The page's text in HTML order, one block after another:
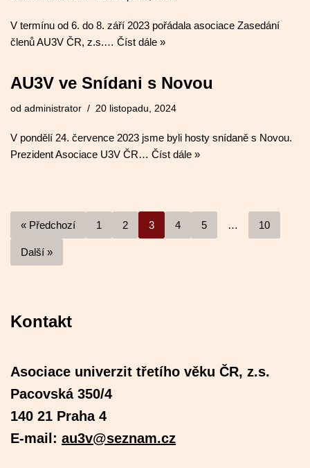
V termínu od 6. do 8. září 2023 pořádala asociace Zasedání
členů AU3V ČR, z.s.… Číst dále »
AU3V ve Snídani s Novou
od administrator 20 listopadu, 2024
V pondělí 24. července 2023 jsme byli hosty snídaně s Novou.
Prezident Asociace U3V ČR… Číst dále »
« Předchozí 1 2 3 4 5 … 10
Další »
Kontakt
Asociace univerzit třetího věku ČR, z.s.
Pacovská 350/4
140 21 Praha 4
E-mail: au3v@seznam.cz